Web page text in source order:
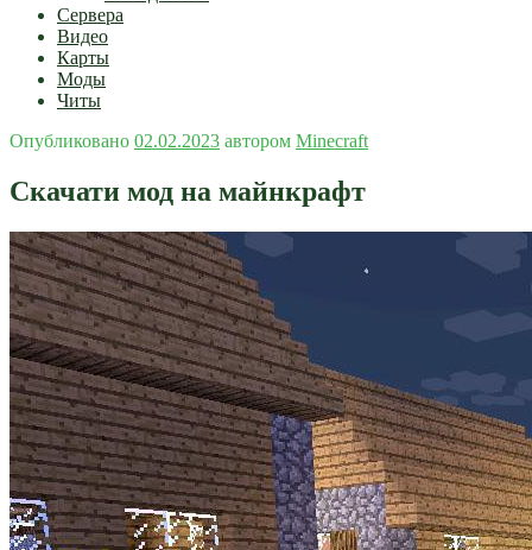
Сервера
Видео
Карты
Моды
Читы
Опубликовано 02.02.2023 автором Minecraft
Скачати мод на майнкрафт